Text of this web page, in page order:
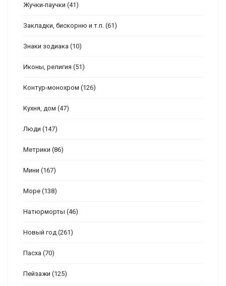
Жучки-паучки (41)
Закладки, бискорню и т.п. (61)
Знаки зодиака (10)
Иконы, религия (51)
Контур-монохром (126)
Кухня, дом (47)
Люди (147)
Метрики (86)
Мини (167)
Море (138)
Натюрморты (46)
Новый год (261)
Пасха (70)
Пейзажи (125)